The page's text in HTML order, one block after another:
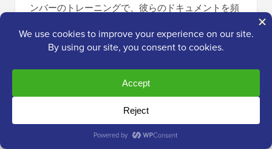
ンバーのトレーニングで、彼らのドキュメントを頻